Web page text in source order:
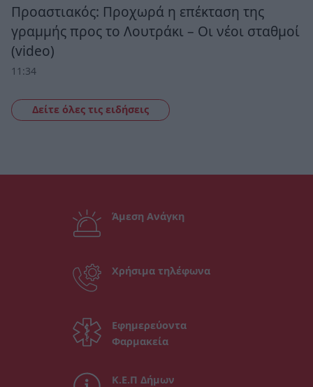
Προαστιακός: Προχωρά η επέκταση της
γραμμής προς το Λουτράκι – Οι νέοι σταθμοί
(video)
11:34
Δείτε όλες τις ειδήσεις
Άμεση Ανάγκη
Χρήσιμα τηλέφωνα
Εφημερεύοντα
Φαρμακεία
Κ.Ε.Π Δήμων